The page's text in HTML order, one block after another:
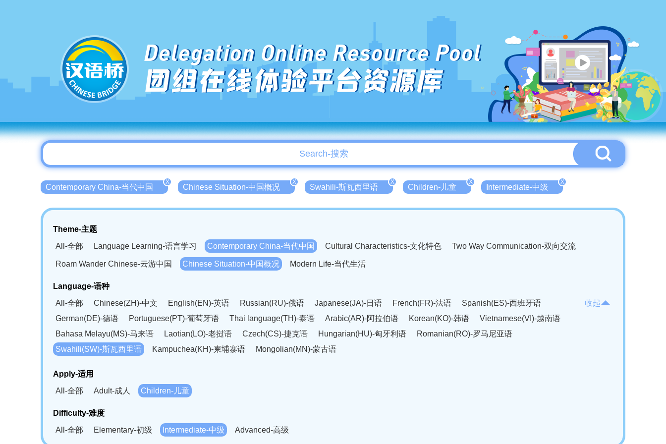
Delegation Online Resource Pool
团组在线体验平台资源库
Contemporary China-当代中国
X
Chinese Situation-中国概况
X
Swahili-斯瓦西里语
X
Children-儿童
X
Intermediate-中级
X
Theme-主题
All-全部
Language Learning-语言学习 Contemporary China-当代中国 Cultural Characteristics-文化特色 Two Way Communication-双向交流
Roam Wander Chinese-云游中国 Chinese Situation-中国概况 Modern Life-当代生活
Language-语种
All-全部
Chinese(ZH)-中文 English(EN)-英语 Russian(RU)-俄语 Japanese(JA)-日语 French(FR)-法语
Spanish(ES)-西班牙语
German(DE)-德语
Portuguese(PT)-葡萄牙语 Thai language(TH)-泰语 Arabic(AR)-阿拉伯语 Korean(KO)-韩语
Vietnamese(VI)-越南语
Bahasa Melayu(MS)-马来语
Laotian(LO)-老挝语 Czech(CS)-捷克语 Hungarian(HU)-匈牙利语
Romanian(RO)-罗马尼亚语
Swahili(SW)-斯瓦西里语
Kampuchea(KH)-柬埔寨语 Mongolian(MN)-蒙古语
收起
Apply-适用
All-全部
Adult-成人 Children-儿童
Difficulty-难度
All-全部
Elementary-初级 Intermediate-中级 Advanced-高级